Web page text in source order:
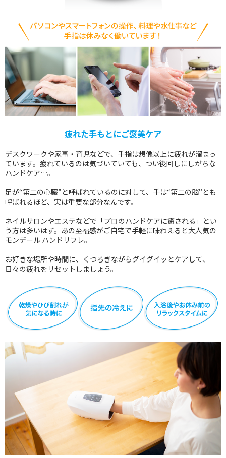
疲れた手もとにご褒美ケア
デスクワークや家事・育児などで、手指は想像以上に疲れが溜まっ
ています。疲れているのは気づいていても、つい後回しにしがちな
ハンドケア…。
足が“第二の心臓”と呼ばれているのに対して、手は“第二の脳”とも
呼ばれるほど、実は重要な部分なんです。
ネイルサロンやエステなどで「プロのハンドケアに癒される」とい
う方は多いはず。あの至福感がご自宅で手軽に味わえると大人気の
モンデール ハンドリフレ。
お好きな場所や時間に、くつろぎながらグイグイッとケアして、
日々の疲れをリセットしましょう。